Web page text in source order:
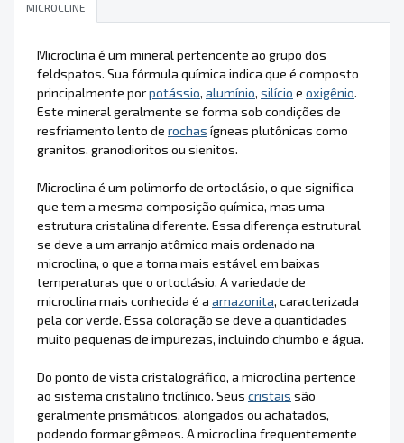
MICROCLINE
Microclina é um mineral pertencente ao grupo dos
feldspatos. Sua fórmula química indica que é composto
principalmente porpotássio, alumínio, silício e oxigênio.
Este mineral geralmente se forma sob condições de
resfriamento lento de rochas ígneas plutônicas como
granitos, granodioritos ou sienitos.
Microclina é um polimorfo de ortoclásio, o que significa
que tem a mesma composição química, mas uma
estrutura cristalina diferente. Essa diferença estrutural
se deve a um arranjo atômico mais ordenado na
microclina, o que a torna mais estável em baixas
temperaturas que o ortoclásio. A variedade de
microclina mais conhecida é a amazonita, caracterizada
pela cor verde. Essa coloração se deve a quantidades
muito pequenas de impurezas, incluindo chumbo e água.
Do ponto de vista cristalográfico, a microclina pertence
ao sistema cristalino triclínico. Seus cristais são
geralmente prismáticos, alongados ou achatados,
podendo formar gêmeos. A microclina frequentemente